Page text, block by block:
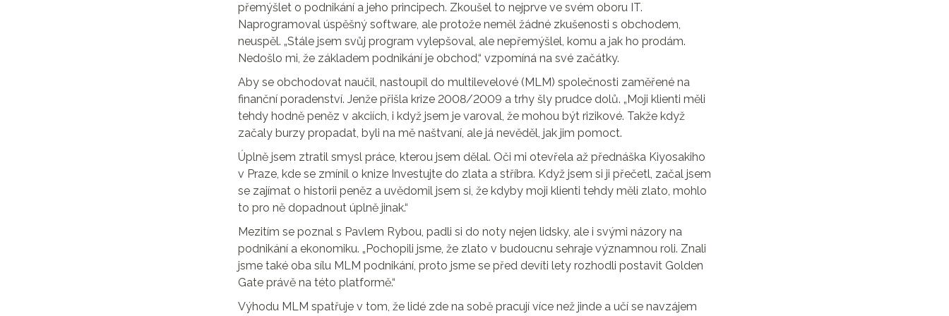
přemýšlet o podnikání a jeho principech. Zkoušel to nejprve ve svém oboru IT.
Naprogramoval úspěšný software, ale protože neměl žádné zkušenosti s obchodem,
neuspěl. „Stále jsem svůj program vylepšoval, ale nepřemýšlel, komu a jak ho prodám.
Nedošlo mi, že základem podnikání je obchod,“ vzpomíná na své začátky.
Aby se obchodovat naučil, nastoupil do multilevelové (MLM) společnosti zaměřené na
finanční poradenství. Jenže přišla krize 2008/2009 a trhy šly prudce dolů. „Moji klienti měli
tehdy hodně peněz v akciích, i když jsem je varoval, že mohou být rizikové. Takže když
začaly burzy propadat, byli na mě naštvaní, ale já nevěděl, jak jim pomoct.
Úplně jsem ztratil smysl práce, kterou jsem dělal. Oči mi otevřela až přednáška Kiyosakiho
v Praze, kde se zmínil o knize Investujte do zlata a stříbra. Když jsem si ji přečetl, začal jsem
se zajímat o historii peněz a uvědomil jsem si, že kdyby moji klienti tehdy měli zlato, mohlo
to pro ně dopadnout úplně jinak.“
Mezitím se poznal s Pavlem Rybou, padli si do noty nejen lidsky, ale i svými názory na
podnikání a ekonomiku. „Pochopili jsme, že zlato v budoucnu sehraje významnou roli. Znali
jsme také oba sílu MLM podnikání, proto jsme se před devíti lety rozhodli postavit Golden
Gate právě na této platformě.“
Výhodu MLM spatřuje v tom, že lidé zde na sobě pracují více než jinde a učí se navzájem